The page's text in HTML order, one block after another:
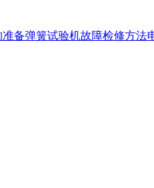
准备弹簧试验机故障检修方法